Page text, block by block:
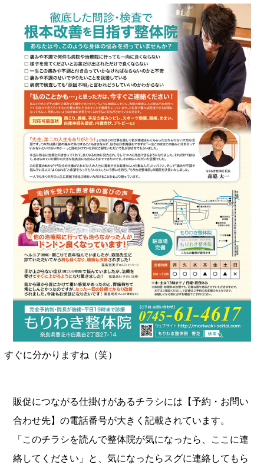
すぐに分かりますね（笑）
販促につながる仕掛けがあるチラシには【予約・お問い
合わせ先】の電話番号が大きく記載されています。
「このチラシを読んで整体院が気になったら、ここに連
絡してください」と、気になったらスグに連絡してもら